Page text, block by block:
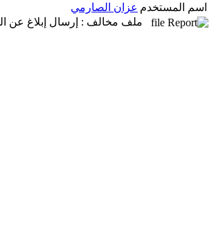
اسم المستخدم عزان الصارمي
ملف مخالف : إرسال إبلاغ عن